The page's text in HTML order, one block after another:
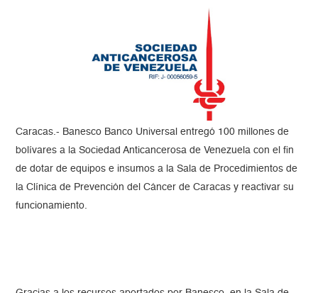
Caracas.- Banesco Banco Universal entregó 100 millones de
bolívares a la Sociedad Anticancerosa de Venezuela con el fin
de dotar de equipos e insumos a la Sala de Procedimientos de
la Clínica de Prevención del Cáncer de Caracas y reactivar su
funcionamiento.